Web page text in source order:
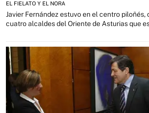
EL FIELATO Y EL NORA
Javier Fernández estuvo en el centro piloñés,
cuatro alcaldes del Oriente de Asturias que